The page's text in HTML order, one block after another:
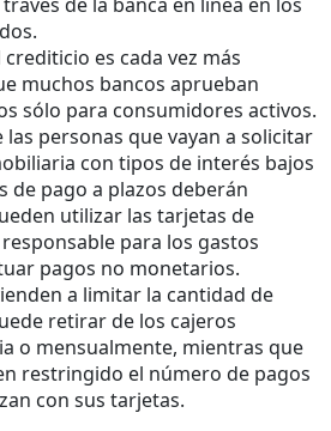
es cada vez más
muchos bancos aprueban
sólo para consumidores activos.
las personas que vayan a solicitar
con tipos de interés bajos
de pago a plazos deberán
utilizar las tarjetas de
para los gastos
pagos no monetarios.
a limitar la cantidad de
retirar de los cajeros
o mensualmente, mientras que
restringido el número de pagos
con sus tarjetas.